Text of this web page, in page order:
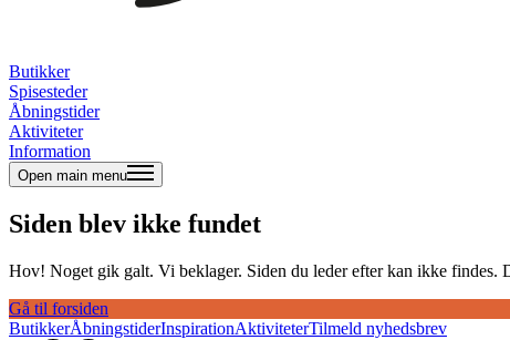
Butikker
Spisesteder
Åbningstider
Aktiviteter
Information
Open main menu
Siden blev ikke fundet
Hov! Noget gik galt. Vi beklager. Siden du leder efter kan ikke findes.
Gå til forsiden
ButikkerÅbningstiderInspirationAktiviteterTilmeld nyhedsbrev